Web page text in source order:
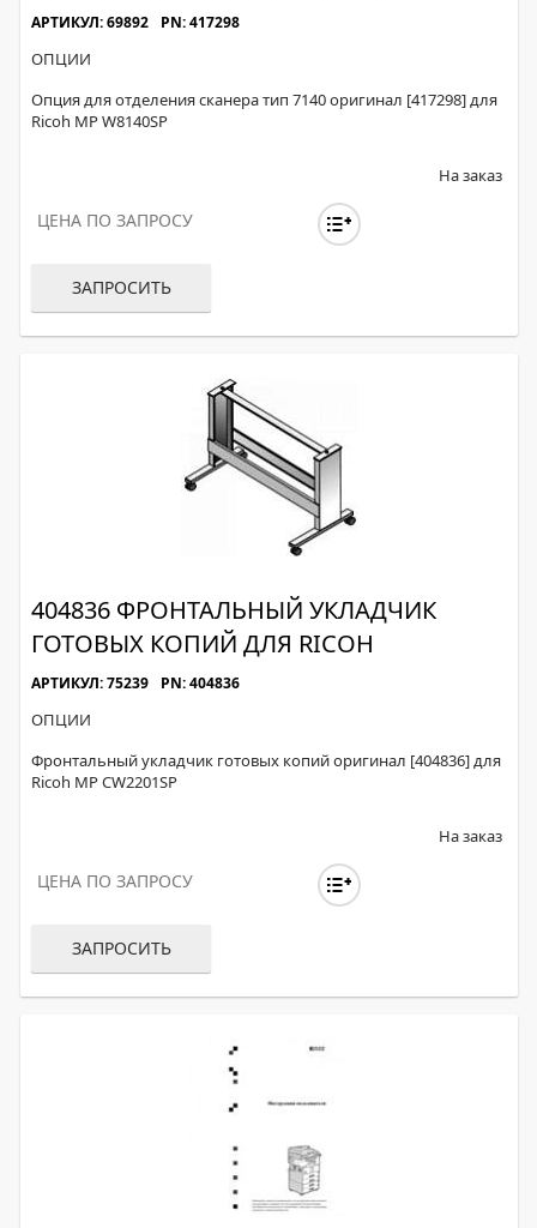
АРТИКУЛ: 69892 PN: 417298
ОПЦИИ
Опция для отделения сканера тип 7140 оригинал [417298] для
Ricoh MP W8140SP
На заказ
ЦЕНА ПО ЗАПРОСУ
ЗАПРОСИТЬ
404836 ФРОНТАЛЬНЫЙ УКЛАДЧИК
ГОТОВЫХ КОПИЙ ДЛЯ RICOH
АРТИКУЛ: 75239 PN: 404836
ОПЦИИ
Фронтальный укладчик готовых копий оригинал [404836] для
Ricoh MP CW2201SP
На заказ
ЦЕНА ПО ЗАПРОСУ
ЗАПРОСИТЬ